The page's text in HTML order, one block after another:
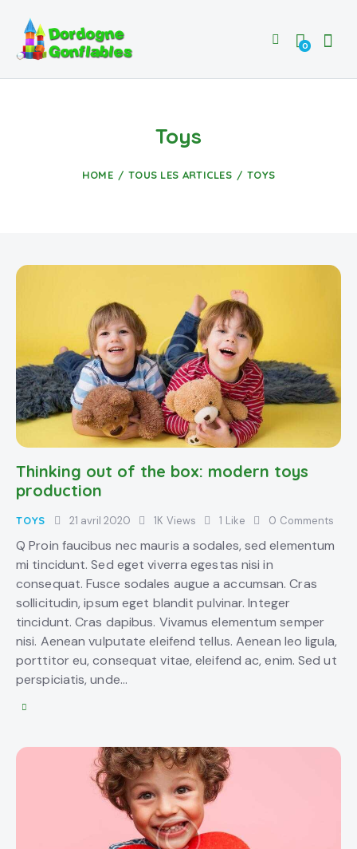
0
Toys
HOME TOUS LES ARTICLES TOYS
Thinking out of the box: modern toys
production
TOYS 21 avril 2020 1K Views 1 Like 0 Comments
Q Proin faucibus nec mauris a sodales, sed elementum
mi tincidunt. Sed eget viverra egestas nisi in
consequat. Fusce sodales augue a accumsan. Cras
sollicitudin, ipsum eget blandit pulvinar. Integer
tincidunt. Cras dapibus. Vivamus elementum semper
nisi. Aenean vulputate eleifend tellus. Aenean leo ligula,
porttitor eu, consequat vitae, eleifend ac, enim. Sed ut
perspiciatis, unde…